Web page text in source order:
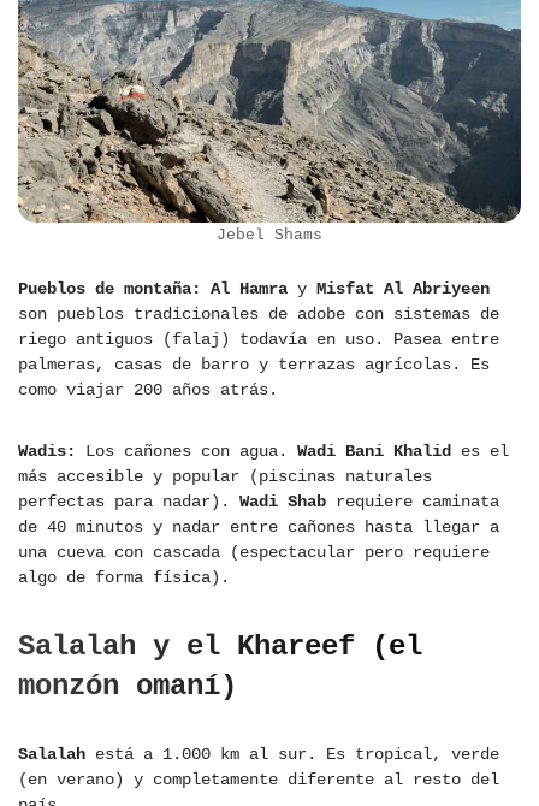
Jebel Shams
Pueblos de montaña: Al Hamra y Misfat Al Abriyeen
son pueblos tradicionales de adobe con sistemas de
riego antiguos (falaj) todavía en uso. Pasea entre
palmeras, casas de barro y terrazas agrícolas. Es
como viajar 200 años atrás.
Wadis: Los cañones con agua. Wadi Bani Khalid es el
más accesible y popular (piscinas naturales
perfectas para nadar). Wadi Shab requiere caminata
de 40 minutos y nadar entre cañones hasta llegar a
una cueva con cascada (espectacular pero requiere
algo de forma física).
Salalah y el Khareef (el
monzón omaní)
Salalah está a 1.000 km al sur. Es tropical, verde
(en verano) y completamente diferente al resto del